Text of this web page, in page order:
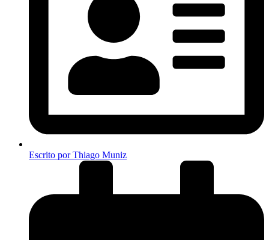
Escrito porThiago Muniz